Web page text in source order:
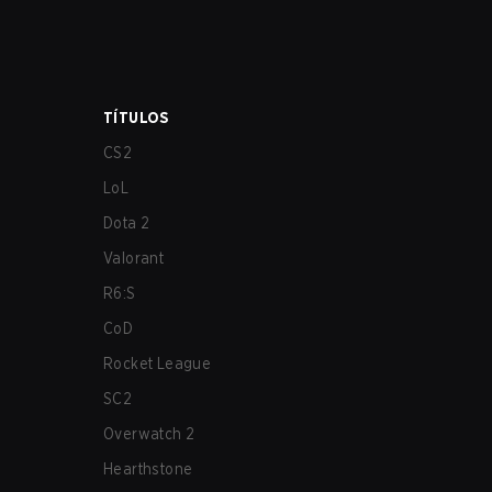
TÍTULOS
CS2
LoL
Dota 2
Valorant
R6:S
CoD
Rocket League
SC2
Overwatch 2
Hearthstone